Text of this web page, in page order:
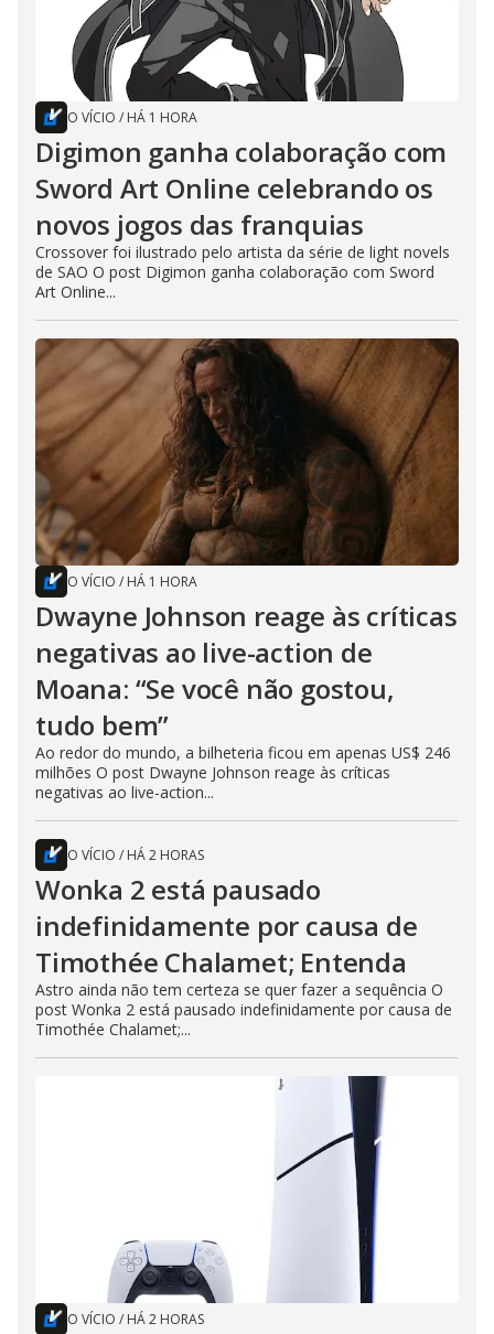
O VÍCIO / HÁ 1 HORA
Digimon ganha colaboração com
Sword Art Online celebrando os
novos jogos das franquias
Crossover foi ilustrado pelo artista da série de light novels
de SAO O post Digimon ganha colaboração com Sword
Art Online...
O VÍCIO / HÁ 1 HORA
Dwayne Johnson reage às críticas
negativas ao live-action de
Moana: “Se você não gostou,
tudo bem”
Ao redor do mundo, a bilheteria ficou em apenas US$ 246
milhões O post Dwayne Johnson reage às críticas
negativas ao live-action...
O VÍCIO / HÁ 2 HORAS
Wonka 2 está pausado
indefinidamente por causa de
Timothée Chalamet; Entenda
Astro ainda não tem certeza se quer fazer a sequência O
post Wonka 2 está pausado indefinidamente por causa de
Timothée Chalamet;...
O VÍCIO / HÁ 2 HORAS